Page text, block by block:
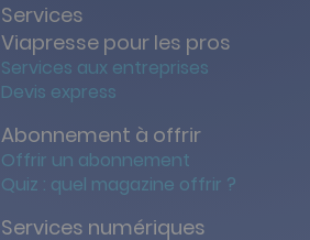
Services
Viapresse pour les pros
Services aux entreprises
Devis express
Abonnement à offrir
Offrir un abonnement
Quiz : quel magazine offrir ?
Services numériques